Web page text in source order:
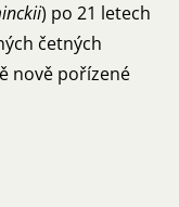
) po 21 letech
četných
nově pořízené